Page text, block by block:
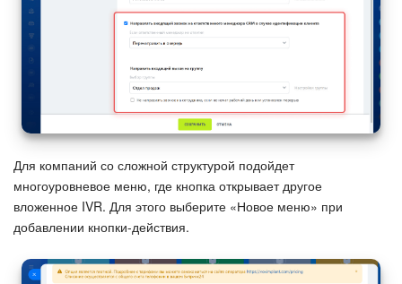
Для компаний со сложной структурой подойдет
многоуровневое меню, где кнопка открывает другое
вложенное IVR. Для этого выберите «Новое меню» при
добавлении кнопки-действия.